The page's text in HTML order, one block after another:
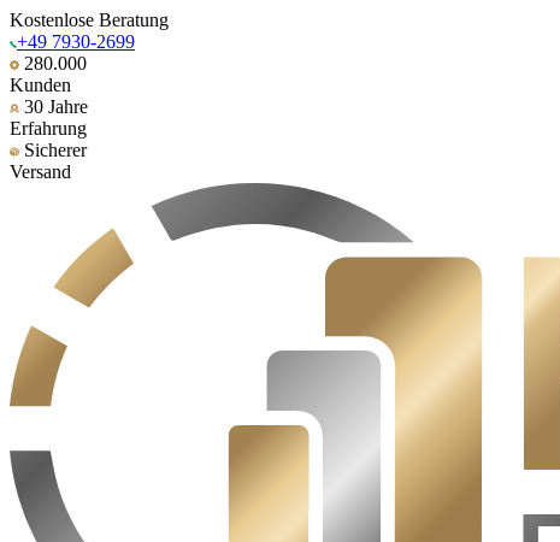
Kostenlose Beratung
+49 7930-2699
280.000
Kunden
30 Jahre
Erfahrung
Sicherer
Versand